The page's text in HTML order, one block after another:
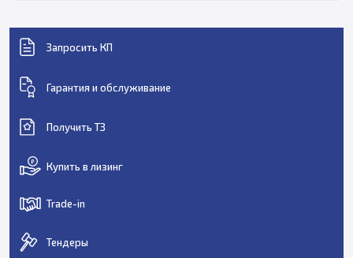
Запросить КП
Гарантия и обслуживание
Получить ТЗ
Купить в лизинг
Trade-in
Тендеры